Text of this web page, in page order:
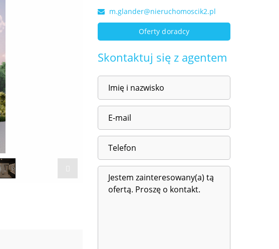
m.glander@nieruchomoscik2.pl
Oferty doradcy
Skontaktuj się z agentem